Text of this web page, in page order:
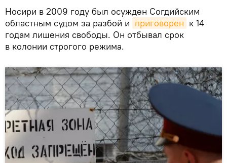
Носири в 2009 году был осужден Согдийским
областным судом за разбой и приговорен к 14
годам лишения свободы. Он отбывал срок
в колонии строгого режима.